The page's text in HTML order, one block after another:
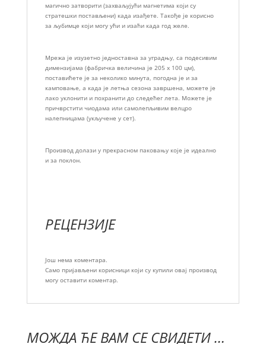
магично затворити (захваљујући магнетима који су
стратешки постављени) када изађете. Такође је корисно
за љубимце који могу ући и изаћи када год желе.
Мрежа је изузетно једноставна за уградњу, са подесивим
димензијама (фабричка величина је 205 x 100 цм),
поставићете је за неколико минута, погодна је и за
камповање, а када је летња сезона завршена, можете је
лако уклонити и похранити до следећег лета. Можете је
причврстити чиодама или самолепљивим велцро
налепницама (укључене у сет).
Производ долази у прекрасном паковању које је идеално
и за поклон.
РЕЦЕНЗИЈЕ
Још нема коментара.
Само пријављени корисници који су купили овај производ
могу оставити коментар.
МОЖДА ЋЕ ВАМ СЕ СВИДЕТИ …